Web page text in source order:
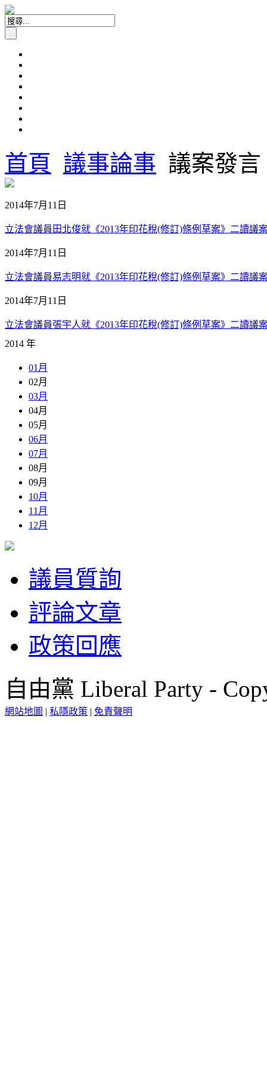
首頁 議事論事 議案發言
2014年7月11日
立法會議員田北俊就《2013年印花稅(修訂)條例草案》二讀議
2014年7月11日
立法會議員易志明就《2013年印花稅(修訂)條例草案》二讀議
2014年7月11日
立法會議員張宇人就《2013年印花稅(修訂)條例草案》二讀議
2014 年
01月
02月
03月
04月
05月
06月
07月
08月
09月
10月
11月
12月
議員質詢
評論文章
政策回應
自由黨 Liberal Party -
網站地圖 | 私隱政策 | 免責聲明